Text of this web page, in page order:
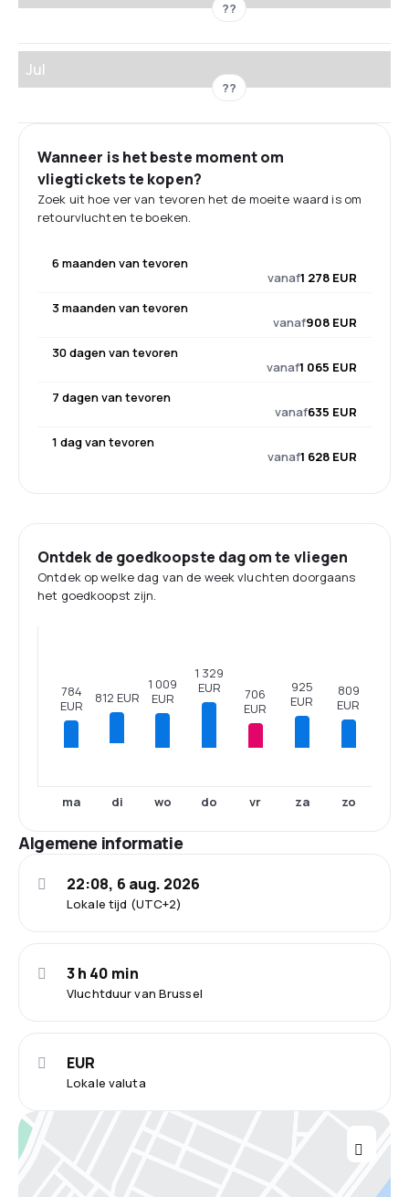
??
Jul
??
Wanneer is het beste moment om
vliegtickets te kopen?
Zoek uit hoe ver van tevoren het de moeite waard is om
retourvluchten te boeken.
6 maanden van tevoren
vanaf1 278 EUR
3 maanden van tevoren
vanaf908 EUR
30 dagen van tevoren
vanaf1 065 EUR
7 dagen van tevoren
vanaf635 EUR
1 dag van tevoren
vanaf1 628 EUR
Ontdek de goedkoopste dag om te vliegen
Ontdek op welke dag van de week vluchten doorgaans
het goedkoopst zijn.
784
EUR
ma
812 EUR
di
1 009
EUR
wo
1 329
EUR
do
706
EUR
vr
925
EUR
za
809
EUR
zo
Algemene informatie
Lokale tijd (UTC+2)
22:08, 6 aug. 2026
Vluchtduur van Brussel
3 h 40 min
Lokale valuta
EUR